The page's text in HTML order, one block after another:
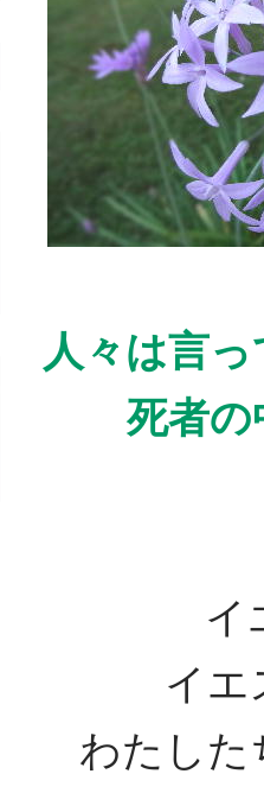
人々は言
死者
イ
イエ
わたした